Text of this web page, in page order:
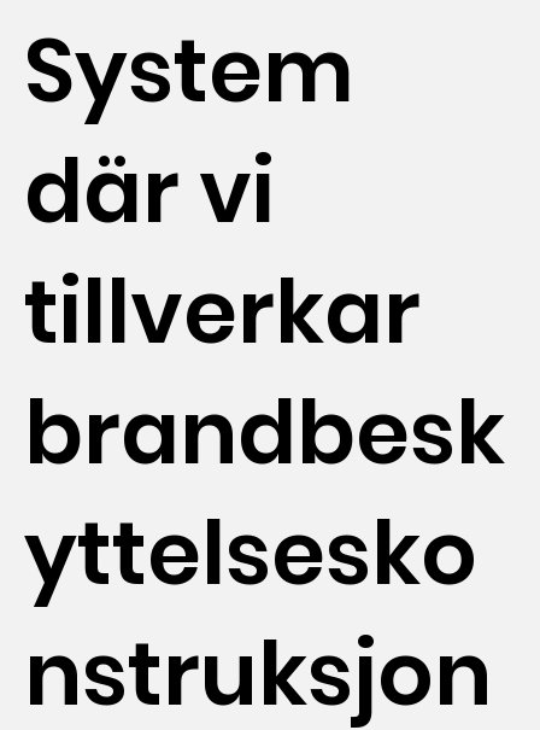
System
där vi
tillverkar
brandbesk
yttelsesko
nstruksjon